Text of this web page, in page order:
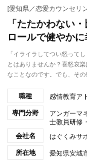
[愛知県／恋愛カウンセリ
「たたかわない
ロールで健やか
「イライラしてつい怒って
とはありませんか？喜怒哀
なことなのです。でも、その
職種 感情教育ア
専門分野
アンガーマ
士教員研修
会社名
はぐくみサ
所在地 愛知県安城